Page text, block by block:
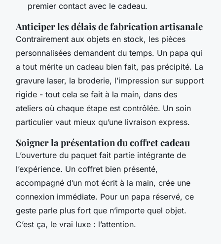
premier contact avec le cadeau.
Anticiper les délais de fabrication artisanale
Contrairement aux objets en stock, les pièces
personnalisées demandent du temps. Un papa qui
a tout mérite un cadeau bien fait, pas précipité. La
gravure laser, la broderie, l’impression sur support
rigide - tout cela se fait à la main, dans des
ateliers où chaque étape est contrôlée. Un soin
particulier vaut mieux qu’une livraison express.
Soigner la présentation du coffret cadeau
L’ouverture du paquet fait partie intégrante de
l’expérience. Un coffret bien présenté,
accompagné d’un mot écrit à la main, crée une
connexion immédiate. Pour un papa réservé, ce
geste parle plus fort que n’importe quel objet.
C’est ça, le vrai luxe : l’attention.